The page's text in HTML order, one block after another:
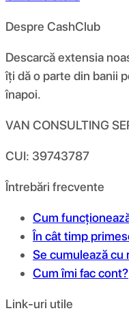
Despre CashClub
Descarcă extensia
îți dă o parte din banii
înapoi.
VAN CONSULTING
CUI: 39743787
Întrebări frecvente
Cum
În cât timp
Se cumulează cu
Cum îmi fac cont?
Link-uri utile